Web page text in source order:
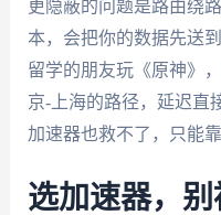
更隐蔽的问题是路由绕
本，会把你的数据先送
留学的朋友玩《原神》
京-上海的路径，延迟直
加速器也救不了，只能
选加速器，